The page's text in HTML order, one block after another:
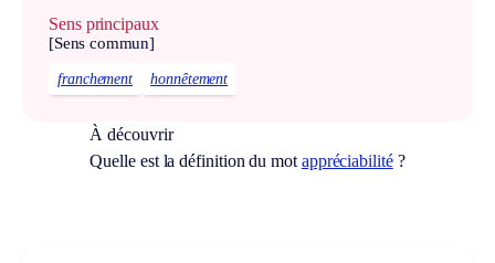
Sens principaux
[Sens commun]
franchement honnêtement
À découvrir
Quelle est la définition du mot appréciabilité?